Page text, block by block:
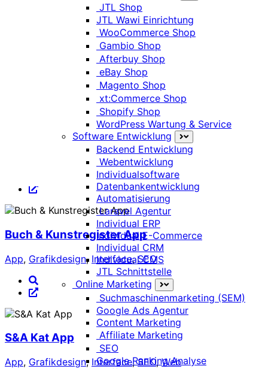
JTL Shop
JTL Wawi Einrichtung
WooCommerce Shop
Gambio Shop
Afterbuy Shop
eBay Shop
Magento Shop
xt:Commerce Shop
Shopify Shop
WordPress Wartung & Service
Software Entwicklung
Backend Entwicklung
Webentwicklung
Individualsoftware
Datenbankentwicklung
Automatisierung
Laravel Agentur
Individual ERP
Individual E-Commerce
Individual CRM
Individual CMS
JTL Schnittstelle
Online Marketing
Suchmaschinenmarketing (SEM)
Google Ads Agentur
Content Marketing
Affiliate Marketing
SEO
Google Ranking Analyse
Vedis Lieferservice App
, Interface,Onlineshop,
Buch & Kunstregister App
App, Grafikdesign, Interface,SEO
S&A Kat App
App, Grafikdesign, Interface,SEO,Web